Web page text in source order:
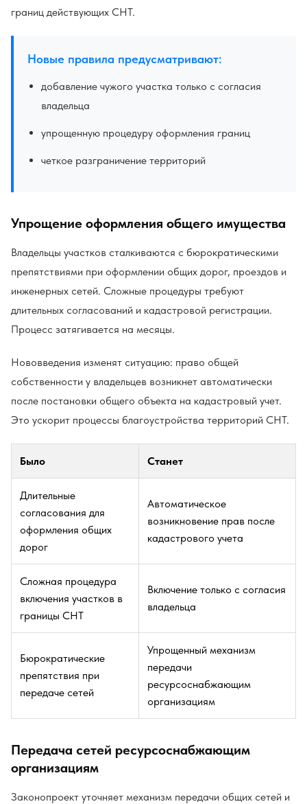
границ действующих СНТ.
Новые правила предусматривают:
добавление чужого участка только с согласия
владельца
упрощенную процедуру оформления границ
четкое разграничение территорий
Упрощение оформления общего имущества
Владельцы участков сталкиваются с бюрократическими
препятствиями при оформлении общих дорог, проездов и
инженерных сетей. Сложные процедуры требуют
длительных согласований и кадастровой регистрации.
Процесс затягивается на месяцы.
Нововведения изменят ситуацию: право общей
собственности у владельцев возникнет автоматически
после постановки общего объекта на кадастровый учет.
Это ускорит процессы благоустройства территорий СНТ.
Было Станет
Длительные
согласования для
оформления общих
дорог
Автоматическое
возникновение прав после
кадастрового учета
Сложная процедура
включения участков в
границы СНТ
Включение только с согласия
владельца
Бюрократические
препятствия при
передаче сетей
Упрощенный механизм
передачи
ресурсоснабжающим
организациям
Передача сетей ресурсоснабжающим
организациям
Законопроект уточняет механизм передачи общих сетей и